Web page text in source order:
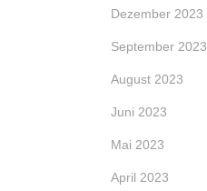
Dezember 2023
September 2023
August 2023
Juni 2023
Mai 2023
April 2023